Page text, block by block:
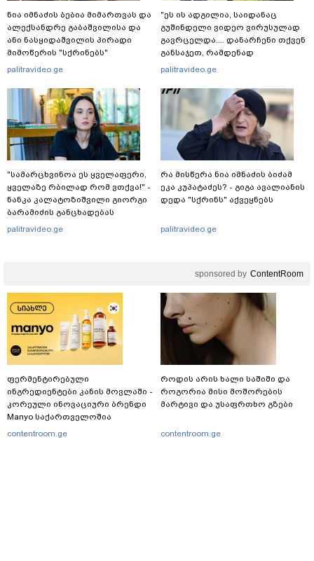
ნია იმნაძის ბებია მიმართვას და
ალექსანდრე გაბაშვილისა და
ანი ნასყიდაშვილის პირადი
მიმოწერის "სქრინებს"
ავრცელებს
palitravideo.ge
"სა­მარ­ცხვი­ნოა ეს ყვე­ლა­ფე­რი,
ყვე­ლა­ზე რბი­ლად რომ ვთქვა!" -
ნანკა კალატოზიშვილი გიორგი
ბარამიძის განცხადებას
ეხმაურება
palitravideo.ge
"ეს ის ადგილია, საიდანაც
გუშინდელი ვიდეო ვირუსულად
გავრცელდა.... დანარჩენი თქვენ
განსაჯეთ, რამდენად
შესაძლებელია აქ ადამიანის
აქვეყნებს კობა ახალაძე
მლეთიდან, სადაც 12 წლის წინ
გურამ დადიანიძე გაუჩინარდა?
palitravideo.ge
რა მისწერა ნია იმნაძის ბიძამ
ეკა კუპატაძეს? - გიგა ავალიანის
დედა "სქრინს" აქვეყნებს
palitravideo.ge
sponsored by ContentRoom
ფერმენტირებული
ინგრედიენტები კანის მოვლაში -
კორეული ინოვაციური ბრენდი
Manyo საქართველოშია
contentroom.ge
როდის არის ხალი საშიში და
როგორია მისი მოშორების
მარტივი და უსაფრთხო გზები
contentroom.ge